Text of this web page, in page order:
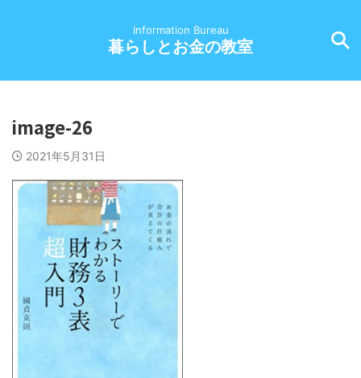
Information Bureau
暮らしとお金の教室
image-26
2021年5月31日